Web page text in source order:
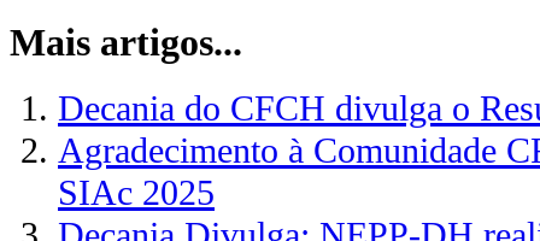
Mais artigos...
Decania do CFCH divulga o
Agradecimento à Comunidade
SIAc 2025